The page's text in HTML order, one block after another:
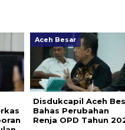
Aceh Besar
Disdukcapil Aceh
Bahas Perubahan
Renja OPD Tahun